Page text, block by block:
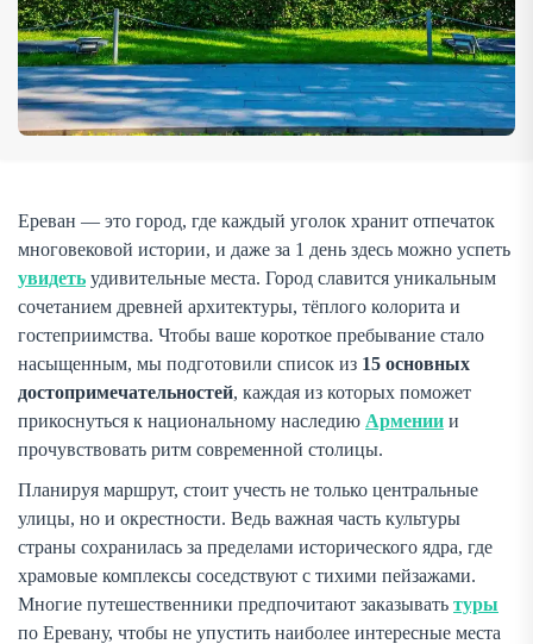
Ереван — это город, где каждый уголок хранит отпечаток
многовековой истории, и даже за 1 день здесь можно успеть
увидеть удивительные места. Город славится уникальным
сочетанием древней архитектуры, тёплого колорита и
гостеприимства. Чтобы ваше короткое пребывание стало
насыщенным, мы подготовили список из 15 основных
достопримечательностей, каждая из которых поможет
прикоснуться к национальному наследию Армении и
прочувствовать ритм современной столицы.
Планируя маршрут, стоит учесть не только центральные
улицы, но и окрестности. Ведь важная часть культуры
страны сохранилась за пределами исторического ядра, где
храмовые комплексы соседствуют с тихими пейзажами.
Многие путешественники предпочитают заказывать туры
по Еревану, чтобы не упустить наиболее интересные места